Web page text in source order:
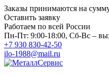
Заказы принимаются на
Оставить заявку
Работаем по всей России
Пн-Пт: 9:00-18:00, Сб-Вс –
+7 930 830-42-50
ilo-1988@mail.ru